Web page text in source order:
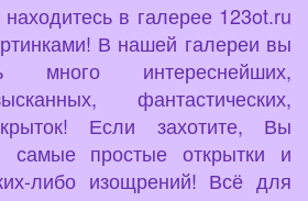
в галерее 123ot.ru
В нашей галереи вы
много интереснейших,
фантастических,
Если захотите, Вы
самые простые открытки и
либо изощрений! Всё для